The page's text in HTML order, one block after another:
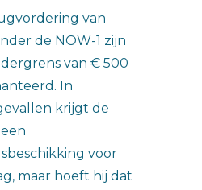
van
de NOW-1 zijn
van € 500
In
krijgt de
voor
maar hoeft hij dat